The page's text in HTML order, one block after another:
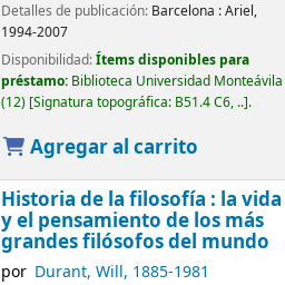
Detalles de publicación: Barcelona :Ariel,
1994-2007
Disponibilidad:Ítems disponibles para
préstamo: Biblioteca Universidad Monteávila
(12) Signatura topográfica: B51.4 C6, .. .
Agregar al carrito
Historia de la filosofía : la vida
y el pensamiento de los más
grandes filósofos del mundo
por Durant, Will, 1885-1981